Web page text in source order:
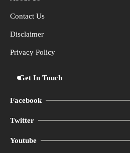
Contact Us
Disclaimer
Privacy Policy
Get In Touch
Facebook
Twitter
Youtube